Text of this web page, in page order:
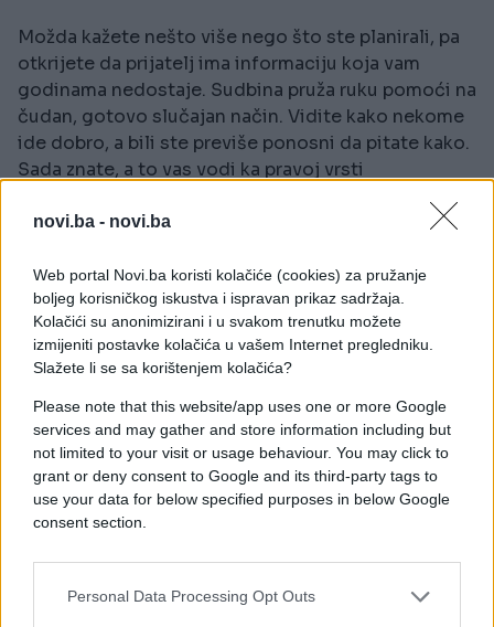
novi.ba - novi.ba
Web portal Novi.ba koristi kolačiće (cookies) za pružanje
boljeg korisničkog iskustva i ispravan prikaz sadržaja.
Kolačići su anonimizirani i u svakom trenutku možete
izmijeniti postavke kolačića u vašem Internet pregledniku.
Slažete li se sa korištenjem kolačića?
Please note that this website/app uses one or more Google
services and may gather and store information including but
not limited to your visit or usage behaviour. You may click to
grant or deny consent to Google and its third-party tags to
use your data for below specified purposes in below Google
consent section.
Personal Data Processing Opt Outs
Možda kažete nešto više nego što ste planirali, pa
otkrijete da prijatelj ima informaciju koja vam
godinama nedostaje. Sudbina pruža ruku pomoći na
čudan, gotovo slučajan način. Vidite kako nekome
ide dobro, a bili ste previše ponosni da pitate kako.
Sada znate, a to vas vodi ka pravoj vrsti
Izobilje i sreća 16. juna ne mjere se brojem stvari
koje posjedujete, već kvalitetom trenutaka i
odnosa koje gradite tog dana. Riječ je o
prisutnosti, a ne o gomilanju.
Rak: kraj jedne stvari postaje neočekivan poklon
Nešto se naglo završava i tjera vas da shvatite kako
nemate snage da krećete od nule tamo gdje ste se
osjećali sigurno. Venera u Lavu podsjeća vas da
Za vas izobilje nikada nije bilo u skupljanju